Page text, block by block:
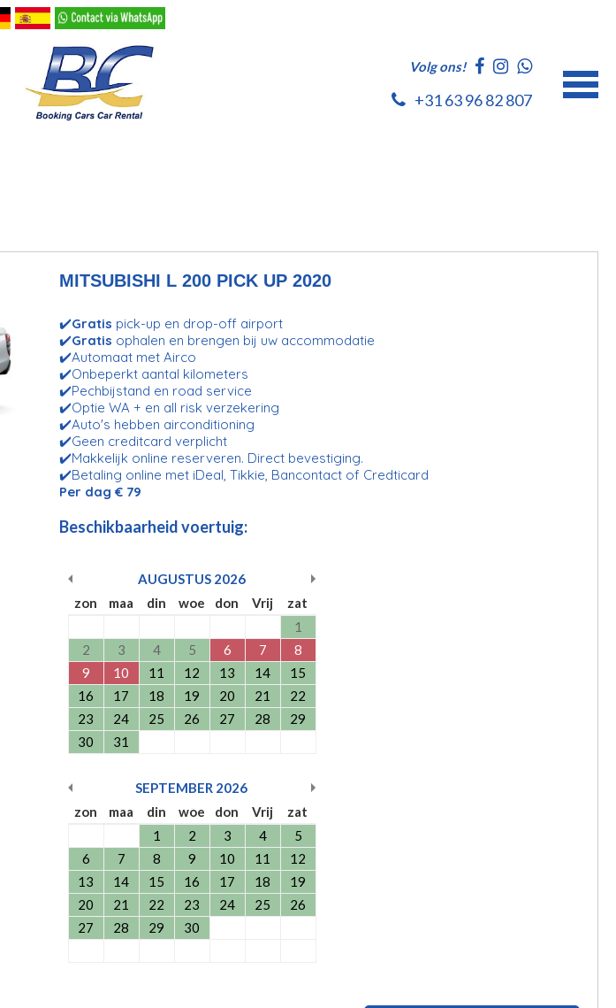
Volg ons!
+31 63 96 82 807
MITSUBISHI L 200 PICK UP 2020
✔️Gratis pick-up en drop-off airport
✔️Gratis ophalen en brengen bij uw accommodatie
✔️Automaat met Airco
✔️Onbeperkt aantal kilometers
✔️Pechbijstand en road service
✔️Optie WA + en all risk verzekering
✔️Auto's hebben airconditioning
✔️Geen creditcard verplicht
✔️Makkelijk online reserveren. Direct bevestiging.
✔️Betaling online met iDeal, Tikkie, Bancontact of Credticard
Per dag € 79
Beschikbaarheid voertuig:
AUGUSTUS 2026
zon
maa din woe don Vrij
zat
1
2
3 4 5 6 7
8
9
10 11 12 13 14
15
16
17 18 19 20 21
22
23
24 25 26 27 28
29
30
31
SEPTEMBER 2026
zon
maa din woe don Vrij
zat
1
2 3 4
5
6
7 8 9 10 11
12
13
14 15 16 17 18
19
20
21 22 23 24 25
26
27
28 29 30